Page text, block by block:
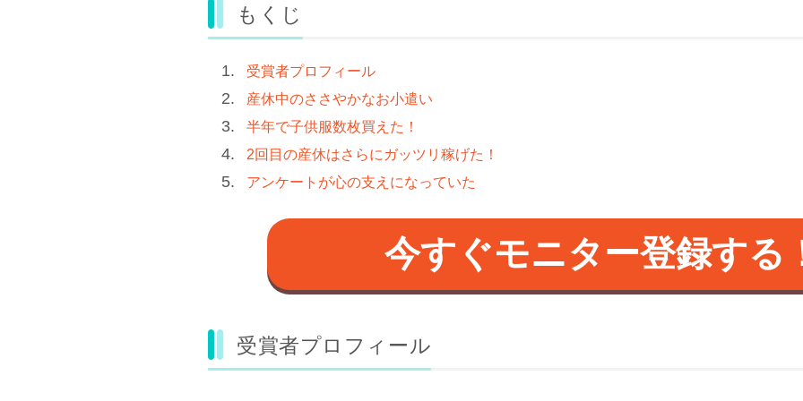
もくじ
受賞者プロフィール
産休中のささやかなお小遣い
半年で子供服数枚買えた！
2回目の産休はさらにガッツリ稼げた！
アンケートが心の支えになっていた
今すぐモニター登録する
受賞者プロフィール